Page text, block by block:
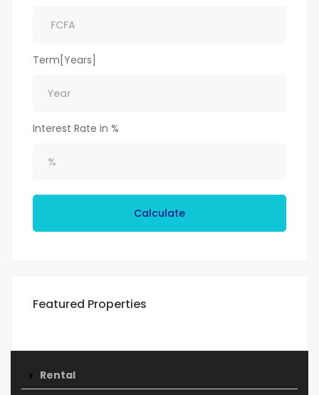
Term[Years]
Interest Rate in %
Calculate
Featured Properties
Rental